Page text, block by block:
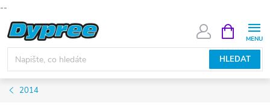
--
Přejít
na
obsah
HLEDAT
NÁKUPNÍ
KOŠÍK
2014